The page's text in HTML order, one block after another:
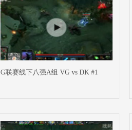
G联赛线下八强A组 VG vs DK #1